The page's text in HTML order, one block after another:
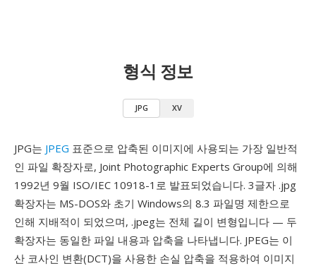
형식 정보
JPG XV
JPG는 JPEG 표준으로 압축된 이미지에 사용되는 가장 일반적
인 파일 확장자로, Joint Photographic Experts Group에 의해
1992년 9월 ISO/IEC 10918-1로 발표되었습니다. 3글자 .jpg
확장자는 MS-DOS와 초기 Windows의 8.3 파일명 제한으로
인해 지배적이 되었으며, .jpeg는 전체 길이 변형입니다 — 두
확장자는 동일한 파일 내용과 압축을 나타냅니다. JPEG는 이
산 코사인 변환(DCT)을 사용한 손실 압축을 적용하여 이미지